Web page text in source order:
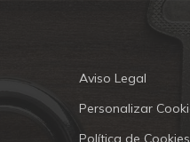
Aviso Legal
Personalizar